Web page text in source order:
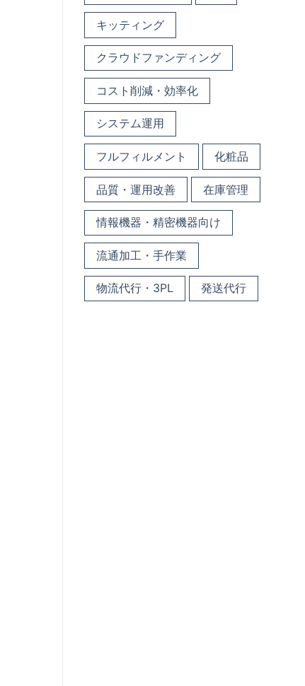
キッティング
クラウドファンディング
コスト削減・効率化
システム運用
フルフィルメント 化粧品
品質・運用改善 在庫管理
情報機器・精密機器向け
流通加工・手作業
物流代行・3PL 発送代行